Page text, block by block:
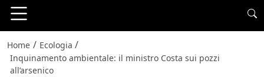
Home / Ecologia /
Inquinamento ambientale: il ministro Costa sui pozzi
all’arsenico